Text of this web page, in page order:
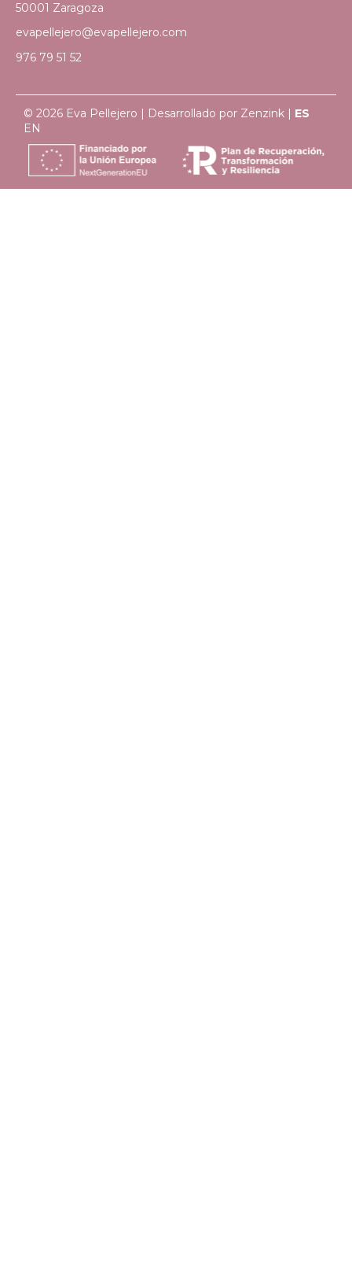
50001 Zaragoza
evapellejero@evapellejero.com
976 79 51 52
© 2026 Eva Pellejero | Desarrollado por Zenzink | ES
EN